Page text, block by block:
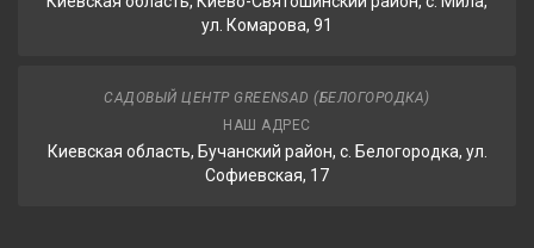
ул. Комарова, 91
САДОВЫЙ ЦЕНТР GREENSAD (БЕЛОГОРОДКА)
НАШ АДРЕС
Киевская область, Бучанский район, с. Белогородка, ул.
Софиевская, 17